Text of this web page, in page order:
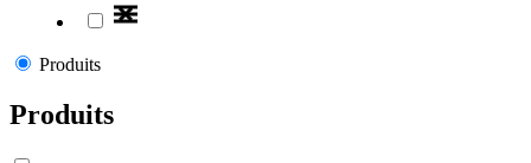
Produits
Produits